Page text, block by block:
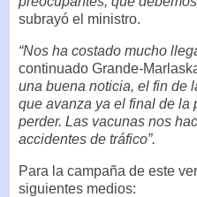
subrayó el ministro.
“Nos ha costado mucho
continuado Grande-
una buena noticia, el fin de
que avanza ya el final de la
perder. Las vacunas nos
accidentes de tráfico”.
Para la campaña de este
siguientes medios: